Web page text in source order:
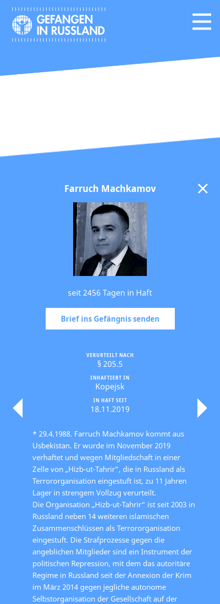
Farruch Machkamov
seit 2456 Tagen in Haft
Brief ins Gefängnis senden
IN HAFT SEIT
18.11.2019
INHAFTIERT IN
Kopejsk
VERURTEILT NACH
§ 205.5
* 29.4.1988. Farruch Machkamov kommt aus
Usbekistan. Er wurde im November 2019
verhaftet und wegen Mitgliedschaft in einer
Zelle von „Hizb-ut-Tahrir“, die in Russland als
Terrororganisation eingestuft ist, zu 11 Jahren
Lager in strengem Vollzug verurteilt.
Die Organisation „Hizb-ut-Tahrir“ ist seit 2003 in
Russland neben 14 weiteren islamischen
Zusammenschlüssen als Terrororganisation
eingestuft. Die Strafprozesse gegen die
angeblichen Mitglieder sind ein Instrument der
politischen Repression, mit dem das autoritäre
Regime in Russland seit der Annexion der Krim
im März 2014 gegen jegliche autonome
Selbstorganisation der Gesellschaft auf der